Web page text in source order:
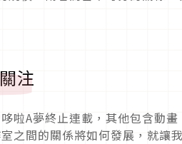
注
啦A夢終止連載，其他包含動
之間的關係將如何發展，就讓